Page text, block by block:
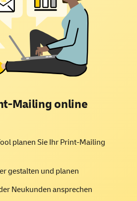
Mailing online
planen Sie Ihr Print-Mailing
gestalten und planen
Neukunden ansprechen